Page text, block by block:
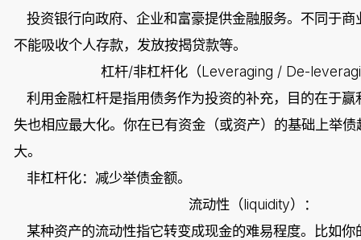
投资银行向政府、企业和富豪提供金融服务。不同于商
不能吸收个人存款，发放按揭贷款等。
杠杆/非杠杆化（Leveraging / De-
利用金融杠杆是指用债务作为投资的补充，目的在于赢
失也相应最大化。你在已有资金（或资产）的基础上举
大。
非杠杆化：减少举债金额。
流动性（liquidity）：
某种资产的流动性指它转变成现金的难易程度。比如你